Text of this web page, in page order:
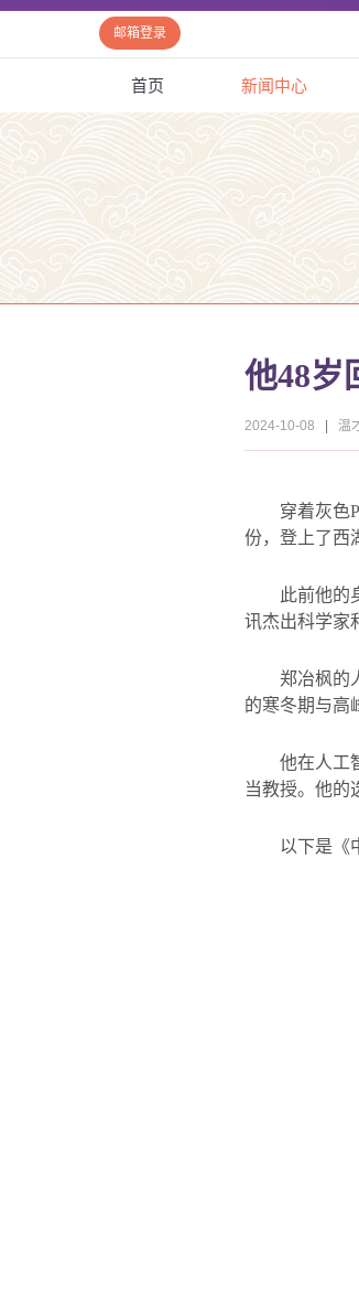
邮箱登录
首页 新闻中心
他48岁
2024-10-08 温
穿着灰色
份，登上了西
此前他的
讯杰出科学家
郑冶枫的
的寒冬期与高
他在人工
当教授。他的
以下是《